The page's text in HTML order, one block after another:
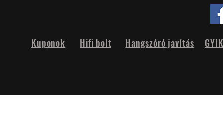
Hifi bolt
Kuponok Hangszóró javítás GYIK